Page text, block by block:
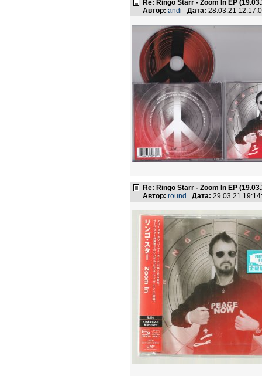
Re: Ringo Starr - Zoom In EP
Автор: andi Дата: 28.03.21
Re: Ringo Starr - Zoom In EP
Автор: round Дата: 29.03.21